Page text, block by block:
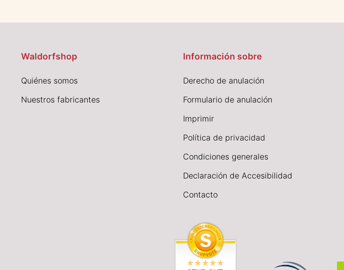
Waldorfshop
Quiénes somos
Nuestros fabricantes
Información sobre
Derecho de anulación
Formulario de anulación
Imprimir
Política de privacidad
Condiciones generales
Declaración de Accesibilidad
Contacto